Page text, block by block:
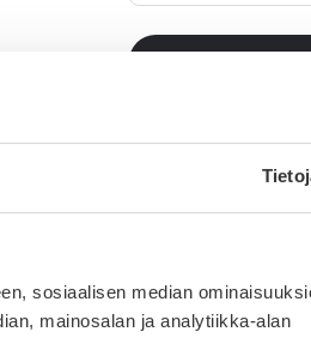
sosiaalisen median
mainosalan ja analytiikka-alan
Varaa
Katso kaikki
Muistuttajan avulla
tuotteet ajoissa,